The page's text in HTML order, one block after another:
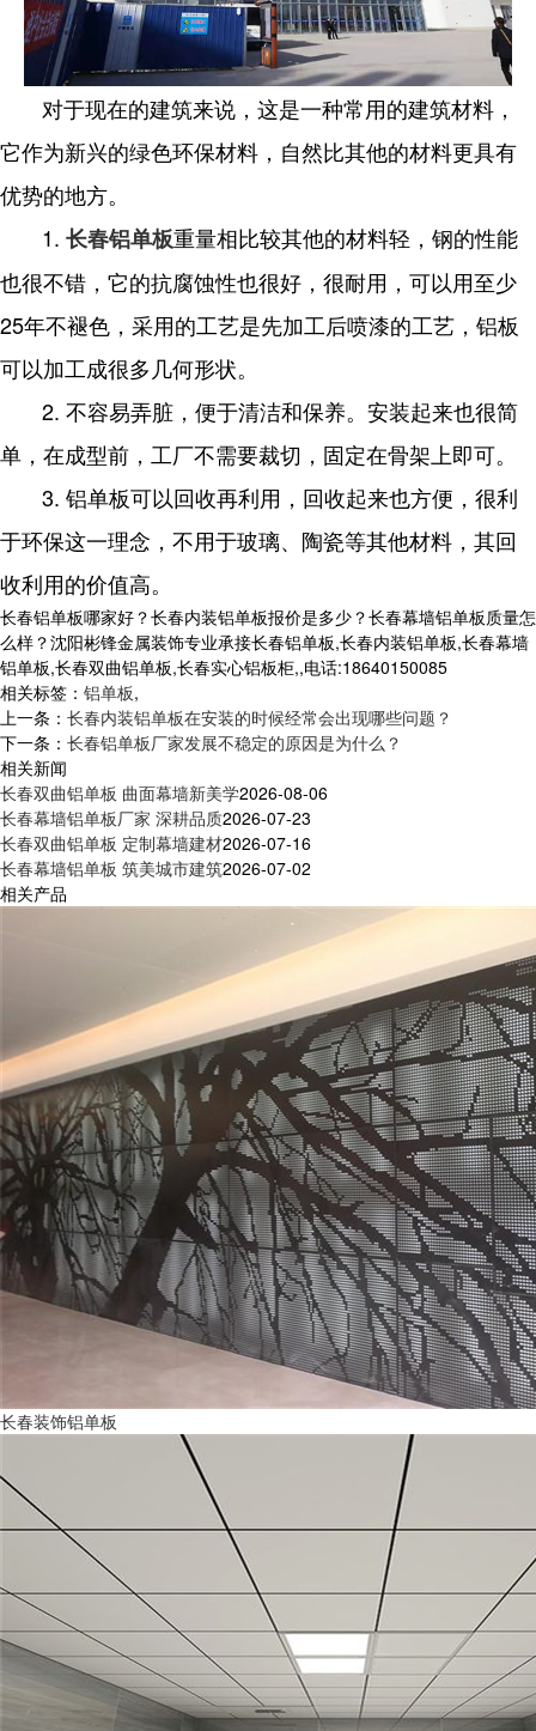
对于现在的建筑来说，这是一种常用的建筑材料，
它作为新兴的绿色环保材料，自然比其他的材料更具有
优势的地方。
1. 长春铝单板重量相比较其他的材料轻，钢的性能
也很不错，它的抗腐蚀性也很好，很耐用，可以用至少
25年不褪色，采用的工艺是先加工后喷漆的工艺，铝板
可以加工成很多几何形状。
2. 不容易弄脏，便于清洁和保养。安装起来也很简
单，在成型前，工厂不需要裁切，固定在骨架上即可。
3. 铝单板可以回收再利用，回收起来也方便，很利
于环保这一理念，不用于玻璃、陶瓷等其他材料，其回
收利用的价值高。
长春铝单板哪家好？长春内装铝单板报价是多少？长春幕墙铝单板质量怎
么样？沈阳彬锋金属装饰专业承接长春铝单板,长春内装铝单板,长春幕墙
铝单板,长春双曲铝单板,长春实心铝板柜,,电话:18640150085
相关标签： 铝单板,
上一条： 长春内装铝单板在安装的时候经常会出现哪些问题？
下一条： 长春铝单板厂家发展不稳定的原因是为什么？
相关新闻
长春双曲铝单板 曲面幕墙新美学2026-08-06
长春幕墙铝单板厂家 深耕品质2026-07-23
长春双曲铝单板 定制幕墙建材2026-07-16
长春幕墙铝单板 筑美城市建筑2026-07-02
相关产品
长春装饰铝单板